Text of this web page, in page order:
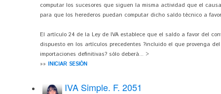
computar los sucesores que siguen la misma actividad que el
para que los herederos puedan computar dicho saldo técnico a
El artículo 24 de la Ley de IVA establece que el saldo a favor del
dispuesto en los artículos precedentes ?incluido el que provenga
importaciones definitivas? sólo deberá... >
»» INICIAR SESIÓN
IVA Simple. F. 2051